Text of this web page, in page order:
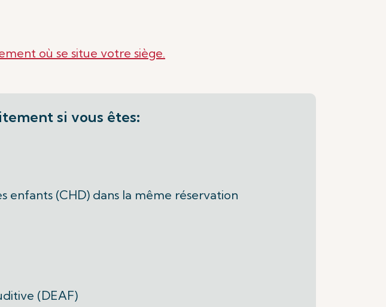
où se situe votre siège.
si vous êtes:
enfants (CHD) dans la même réservation
(DEAF)